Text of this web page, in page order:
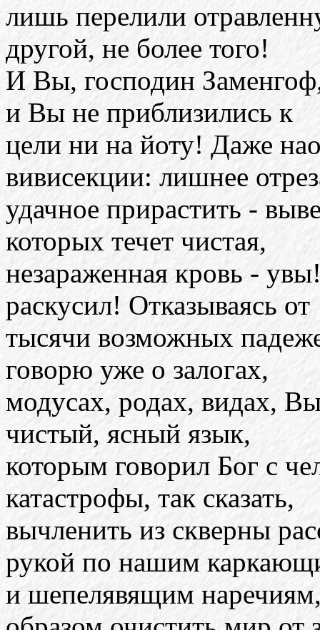
лишь перелили
другой, не более того!
И Вы, господин
и Вы не приблизились к
цели ни на йоту! Даже
вивисекции: лишнее
удачное прирастить -
которых течет чистая,
незараженная кровь -
раскусил! Отказываясь от
тысячи возможных
говорю уже о залогах,
модусах, родах, видах,
чистый, ясный язык,
которым говорил Бог с
катастрофы, так сказать,
вычленить из скверны
рукой по нашим
и шепелявящим